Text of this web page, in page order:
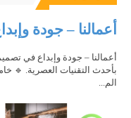
أعمالنا – جودة
أعمالنا – جودة وإبداع في
بأحدث التقنيات العصرية. 🔹
الم...